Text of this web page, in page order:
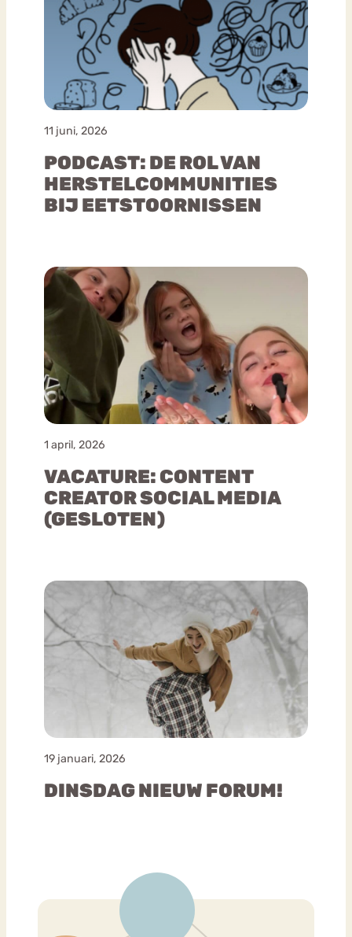
11 juni, 2026
PODCAST: DE ROL VAN
HERSTELCOMMUNITIES
BIJ EETSTOORNISSEN
1 april, 2026
VACATURE: CONTENT
CREATOR SOCIAL MEDIA
(GESLOTEN)
19 januari, 2026
DINSDAG NIEUW FORUM!